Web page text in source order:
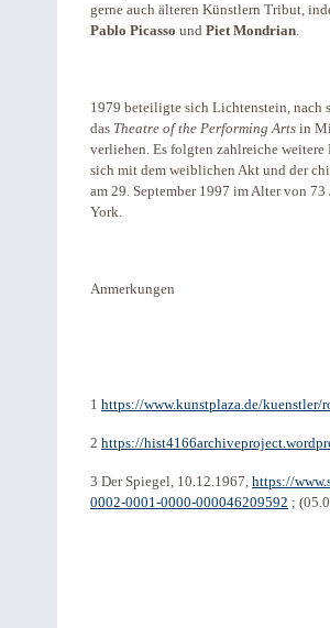
gerne auch älteren Künstlern Tribut,
Pablo Picasso und Piet Mondrian.
1979 beteiligte sich Lichtenstein, nach
das Theatre of the Performing Arts in
verliehen. Es folgten zahlreiche weitere
sich mit dem weiblichen Akt und der
am 29. September 1997 im Alter von
York.
Anmerkungen
1 https://www.kunstplaza.de/kuenstler/
2 https://
3 Der Spiegel, 10.12.1967, https://
0002-0001-0000-000046209592 ;